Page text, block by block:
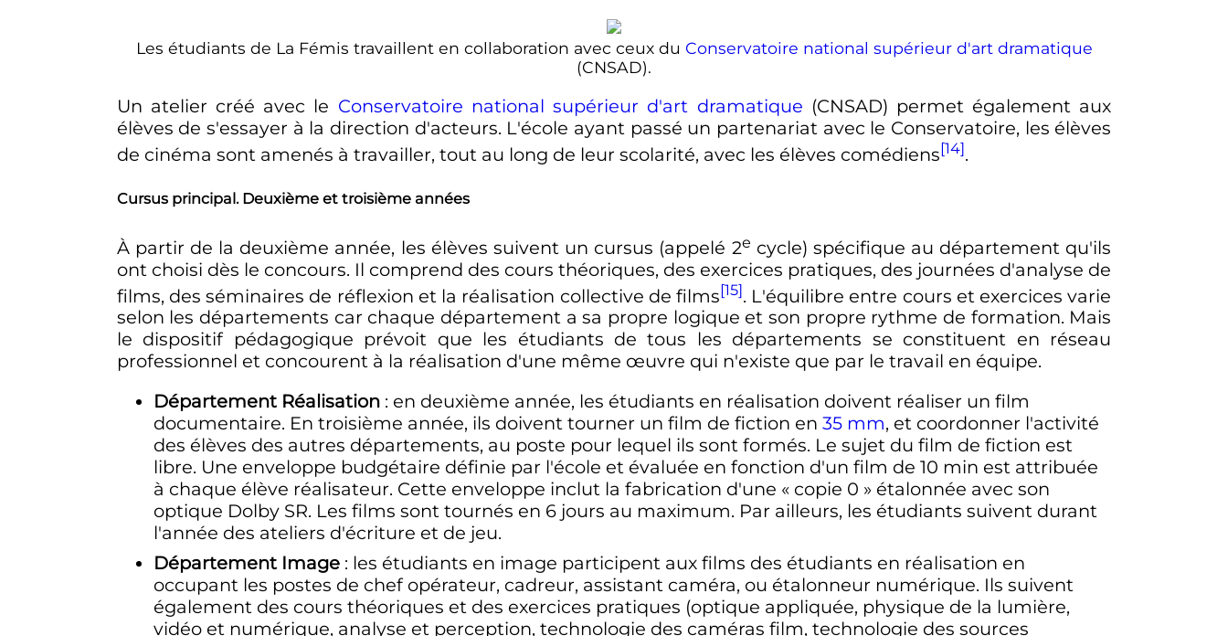
Les étudiants de La Fémis travaillent en collaboration avec ceux du Conservatoire national supérieur d'art dramatique
(CNSAD).
Un atelier créé avec le Conservatoire national supérieur d'art dramatique (CNSAD) permet également aux
élèves de s'essayer à la direction d'acteurs. L'école ayant passé un partenariat avec le Conservatoire, les élèves
de cinéma sont amenés à travailler, tout au long de leur scolarité, avec les élèves comédiens[14].
Cursus principal. Deuxième et troisième années
À partir de la deuxième année, les élèves suivent un cursus (appelé 2e cycle) spécifique au département qu'ils
ont choisi dès le concours. Il comprend des cours théoriques, des exercices pratiques, des journées d'analyse de
films, des séminaires de réflexion et la réalisation collective de films[15]. L'équilibre entre cours et exercices varie
selon les départements car chaque département a sa propre logique et son propre rythme de formation. Mais
le dispositif pédagogique prévoit que les étudiants de tous les départements se constituent en réseau
professionnel et concourent à la réalisation d'une même œuvre qui n'existe que par le travail en équipe.
Département Réalisation : en deuxième année, les étudiants en réalisation doivent réaliser un film
documentaire. En troisième année, ils doivent tourner un film de fiction en 35 mm, et coordonner l'activité
des élèves des autres départements, au poste pour lequel ils sont formés. Le sujet du film de fiction est
libre. Une enveloppe budgétaire définie par l'école et évaluée en fonction d'un film de 10 min est attribuée
à chaque élève réalisateur. Cette enveloppe inclut la fabrication d'une « copie 0 » étalonnée avec son
optique Dolby SR. Les films sont tournés en 6 jours au maximum. Par ailleurs, les étudiants suivent durant
l'année des ateliers d'écriture et de jeu.
Département Image : les étudiants en image participent aux films des étudiants en réalisation en
occupant les postes de chef opérateur, cadreur, assistant caméra, ou étalonneur numérique. Ils suivent
également des cours théoriques et des exercices pratiques (optique appliquée, physique de la lumière,
vidéo et numérique, analyse et perception, technologie des caméras film, technologie des sources